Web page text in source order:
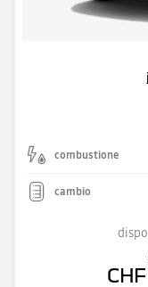
combustione
cambio